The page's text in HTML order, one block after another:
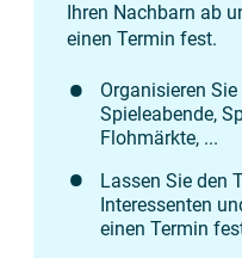
Ihren Nachbarn ab
einen Termin fest.
Organisieren
Spieleabende,
Flohmärkte, ...
Lassen Sie den
Interessenten
einen Termin